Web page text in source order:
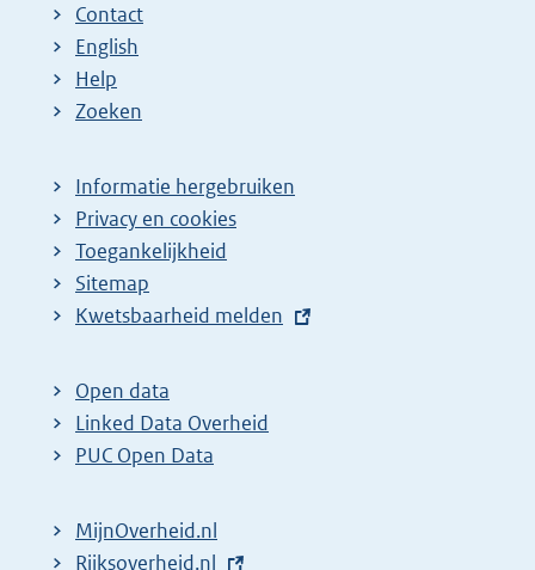
Contact
English
Help
Zoeken
Informatie hergebruiken
Privacy en cookies
Toegankelijkheid
Sitemap
E
t
e
r
l
Kwetsbaarheid melden
Open data
Linked Data Overheid
PUC Open Data
MijnOverheid.nl
E
Rijksoverheid.nl